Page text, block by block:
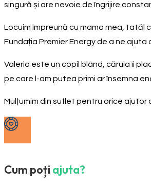
singură și are nevoie de îngrijire
Locuim împreună cu mama mea, tatăl
Fundația Premier Energy de a ne
Valeria este un copil blând, căruia îi
pe care l-am putea primi ar însemna
Mulțumim din suflet pentru orice ajutor
Cum poți ajuta?